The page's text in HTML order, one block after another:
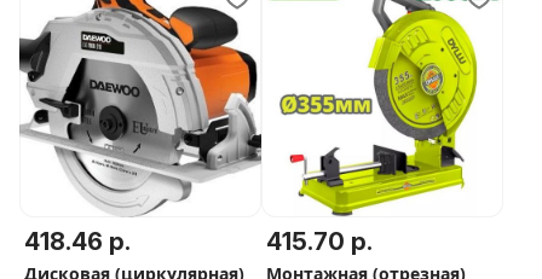
418.46 р.
Дисковая (циркулярная)
415.70 р.
Монтажная (отрезная)